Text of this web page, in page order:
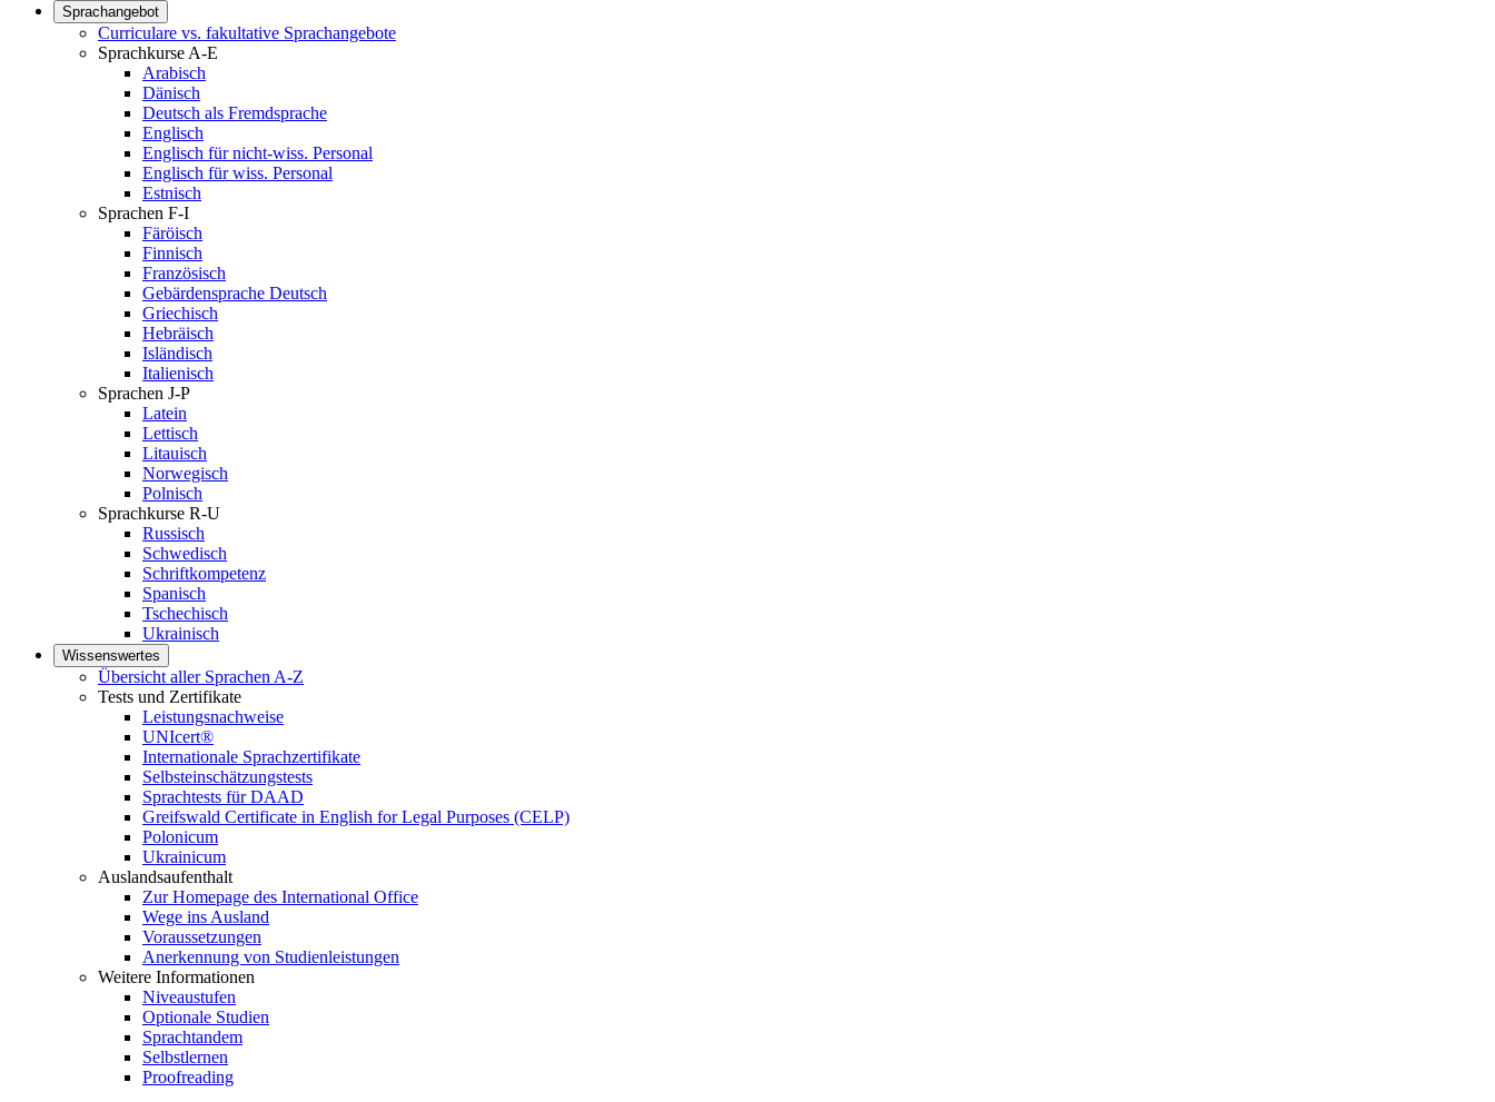
Sprachangebot
Curriculare vs. fakultative Sprachangebote
Sprachkurse A-E
Arabisch
Dänisch
Deutsch als Fremdsprache
Englisch
Englisch für nicht-wiss. Personal
Englisch für wiss. Personal
Estnisch
Sprachen F-I
Färöisch
Finnisch
Französisch
Gebärdensprache Deutsch
Griechisch
Hebräisch
Isländisch
Italienisch
Sprachen J-P
Latein
Lettisch
Litauisch
Norwegisch
Polnisch
Sprachkurse R-U
Russisch
Schwedisch
Schriftkompetenz
Spanisch
Tschechisch
Ukrainisch
Wissenswertes
Übersicht aller Sprachen A-Z
Tests und Zertifikate
Leistungsnachweise
UNIcert®
Internationale Sprachzertifikate
Selbsteinschätzungstests
Sprachtests für DAAD
Greifswald Certificate in English for Legal Purposes (CELP)
Polonicum
Ukrainicum
Auslandsaufenthalt
Zur Homepage des International Office
Wege ins Ausland
Voraussetzungen
Anerkennung von Studienleistungen
Weitere Informationen
Niveaustufen
Optionale Studien
Sprachtandem
Selbstlernen
Proofreading